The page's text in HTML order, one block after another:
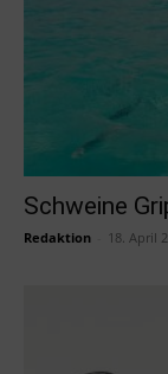
Schweine
Redaktion 18. April